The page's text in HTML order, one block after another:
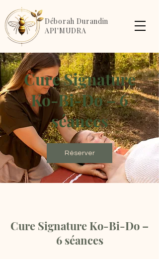
Déborah Durandin
API'MUDRA
Cure Signature
Ko-Bi-Do – 6
séances
Réserver
Cure Signature Ko-Bi-Do –
6 séances